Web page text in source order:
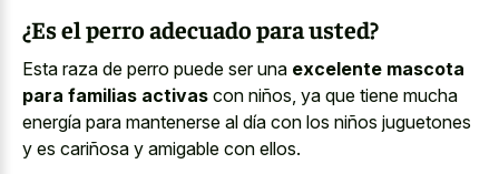
¿Es el perro adecuado para usted?
Esta raza de perro puede ser una excelente mascota
para familias activas con niños, ya que tiene mucha
energía para mantenerse al día con los niños juguetones
y es cariñosa y amigable con ellos.